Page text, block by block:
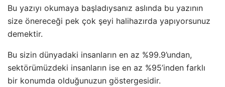
Bu yazıyı okumaya başladıysanız aslında bu yazının
size önereceği pek çok şeyi halihazırda yapıyorsunuz
demektir.
Bu sizin dünyadaki insanların en az %99.9’undan,
sektörümüzdeki insanların ise en az %95’inden farklı
bir konumda olduğunuzun göstergesidir.